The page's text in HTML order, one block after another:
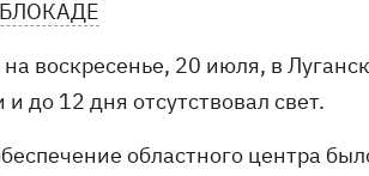
воскресенье, 20 июля, в
и до 12 дня отсутствовал свет.
областного центра